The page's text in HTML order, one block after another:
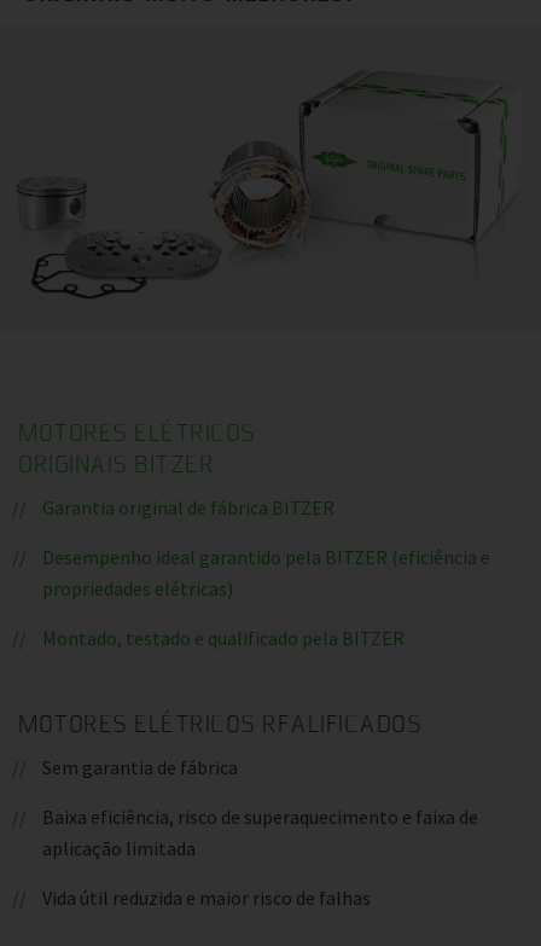
MOTORES ELÉTRICOS
ORIGINAIS BITZER
Garantia original de fábrica BITZER
Desempenho ideal garantido pela BITZER (eficiência e
propriedades elétricas)
Montado, testado e qualificado pela BITZER
MOTORES ELÉTRICOS RFALIFICADOS
Sem garantia de fábrica
Baixa eficiência, risco de superaquecimento e faixa de
aplicação limitada
Vida útil reduzida e maior risco de falhas